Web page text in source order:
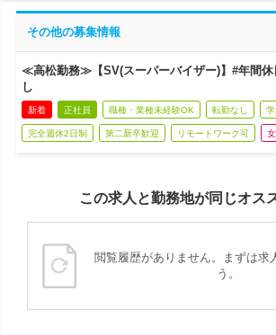
その他の募集情報
≪高松勤務≫【SV(スーパーバイザー)】#年間休
し
新着 正社員 職種・業種未経験OK 転勤なし
完全週休2日制 第二新卒歓迎 リモートワーク可
この求人と勤務地が同じオス
閲覧履歴がありません。まずは求
う。